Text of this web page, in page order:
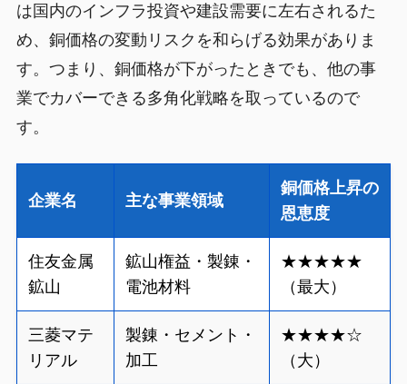
は国内のインフラ投資や建設需要に左右されるた
め、銅価格の変動リスクを和らげる効果がありま
す。つまり、銅価格が下がったときでも、他の事
業でカバーできる多角化戦略を取っているので
す。
企業名 主な事業領域
銅価格上昇の
恩恵度
住友金属
鉱山
鉱山権益・製錬・
電池材料
★★★★★
（最大）
三菱マテ
リアル
製錬・セメント・
加工
★★★★☆
（大）